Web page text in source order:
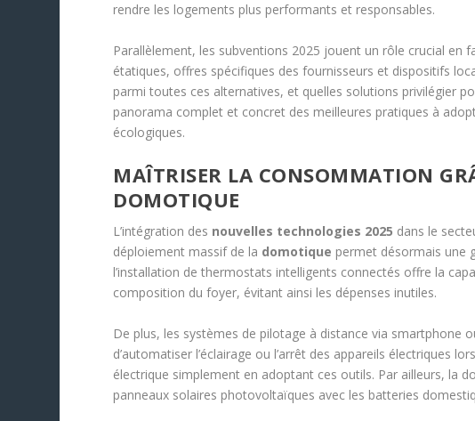
rendre les logements plus performants et responsables.
Parallèlement, les subventions 2025 jouent un rôle crucial en
étatiques, offres spécifiques des fournisseurs et dispositifs
parmi toutes ces alternatives, et quelles solutions privilégier
panorama complet et concret des meilleures pratiques à
écologiques.
MAÎTRISER LA CONSOMMATION
DOMOTIQUE
L’intégration des nouvelles technologies 2025 dans le
déploiement massif de la domotique permet désormais une
l’installation de thermostats intelligents connectés offre la
composition du foyer, évitant ainsi les dépenses inutiles.
De plus, les systèmes de pilotage à distance via
d’automatiser l’éclairage ou l’arrêt des appareils électriques
électrique simplement en adoptant ces outils. Par ailleurs, la
panneaux solaires photovoltaïques avec les batteries